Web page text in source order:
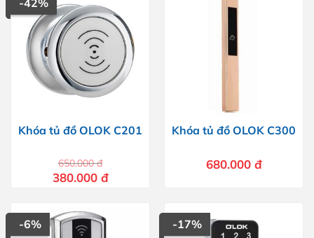
Khóa tủ đồ OLOK C201
650.000đ
Giá
gốc
380.000 đGiá
hiện
Khóa tủ đồ OLOK C300
680.000 đ
-6% -17%